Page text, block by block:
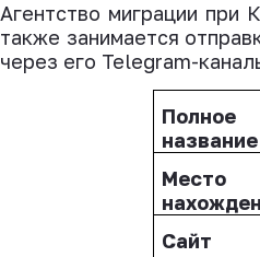
Агентство миграции при
также занимается
через его Telegram-
Полное
название
Место
Сайт